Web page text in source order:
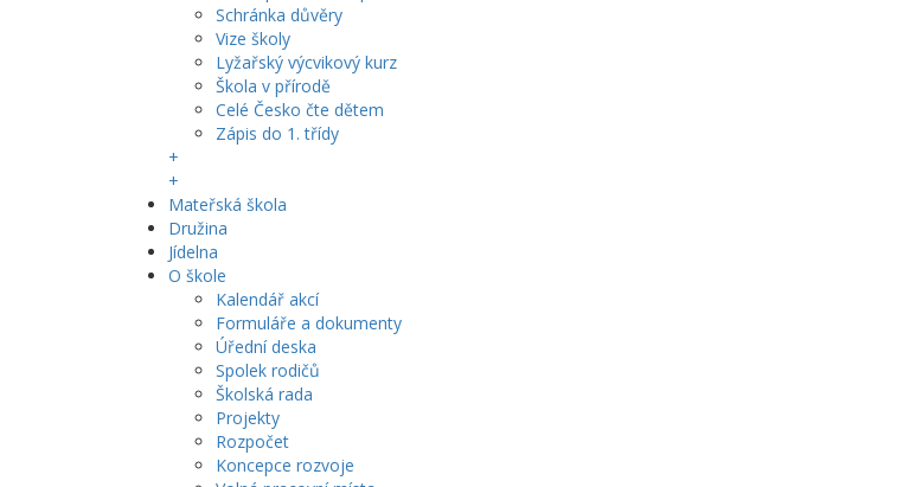
Schránka důvěry
Vize školy
Lyžařský výcvikový kurz
Škola v přírodě
Celé Česko čte dětem
Zápis do 1. třídy
+
+
Mateřská škola
Družina
Jídelna
O škole
Kalendář akcí
Formuláře a dokumenty
Úřední deska
Spolek rodičů
Školská rada
Projekty
Rozpočet
Koncepce rozvoje